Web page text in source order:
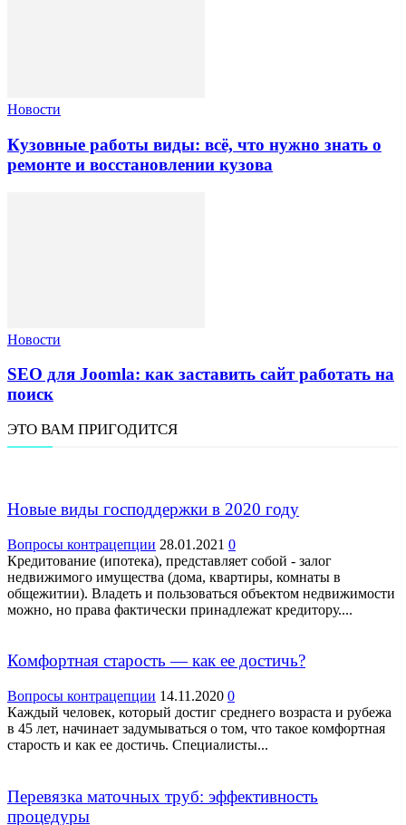
Новости
Кузовные работы виды: всё, что нужно знать о
ремонте и восстановлении кузова
Новости
SEO для Joomla: как заставить сайт работать на
поиск
ЭТО ВАМ ПРИГОДИТСЯ
Новые виды господдержки в 2020 году
Вопросы контрацепции 28.01.2021 0
Кредитование (ипотека), представляет собой - залог
недвижимого имущества (дома, квартиры, комнаты в
общежитии). Владеть и пользоваться объектом недвижимости
можно, но права фактически принадлежат кредитору....
Комфортная старость — как ее достичь?
Вопросы контрацепции 14.11.2020 0
Каждый человек, который достиг среднего возраста и рубежа
в 45 лет, начинает задумываться о том, что такое комфортная
старость и как ее достичь. Специалисты...
Перевязка маточных труб: эффективность
процедуры